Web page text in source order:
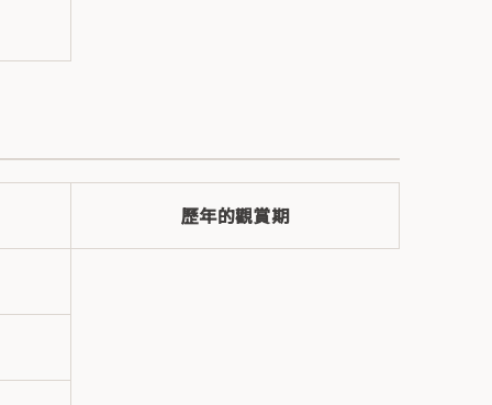
歷年的觀賞期